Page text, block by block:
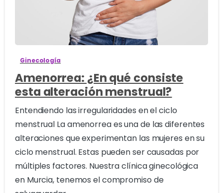
Ginecología
Amenorrea: ¿En qué consiste
esta alteración menstrual?
Entendiendo las irregularidades en el ciclo
menstrual La amenorrea es una de las diferentes
alteraciones que experimentan las mujeres en su
ciclo menstrual. Estas pueden ser causadas por
múltiples factores. Nuestra clínica ginecológica
en Murcia, tenemos el compromiso de